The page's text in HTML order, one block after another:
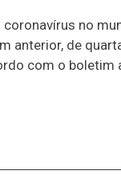
no
anterior, de
com o boletim